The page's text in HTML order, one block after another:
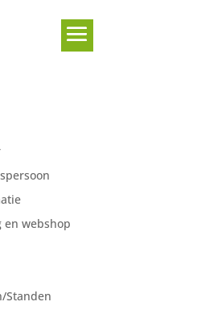
en webshop
Standen